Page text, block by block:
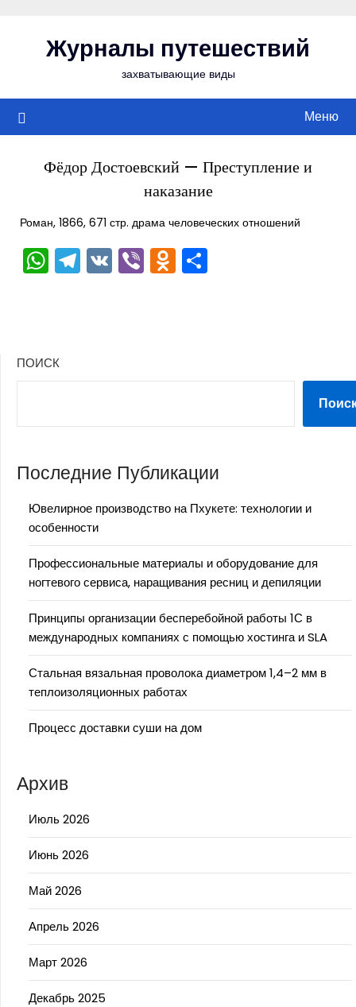
содержимомуЖурналы путешествий
захватывающие виды
Меню
Фёдор Достоевский — Преступление и
наказание
Роман, 1866, 671 стр. драма человеческих отношений
WhatsApp
Telegram
VKViberOdnoklassniki
ПОИСК
Последние Публикации
Ювелирное производство на Пхукете: технологии и
особенности
Профессиональные материалы и оборудование для
ногтевого сервиса, наращивания ресниц и депиляции
Принципы организации бесперебойной работы 1С в
международных компаниях с помощью хостинга и SLA
Стальная вязальная проволока диаметром 1,4–2 мм в
теплоизоляционных работах
Процесс доставки суши на дом
Архив
Июль 2026
Июнь 2026
Май 2026
Апрель 2026
Март 2026
Декабрь 2025